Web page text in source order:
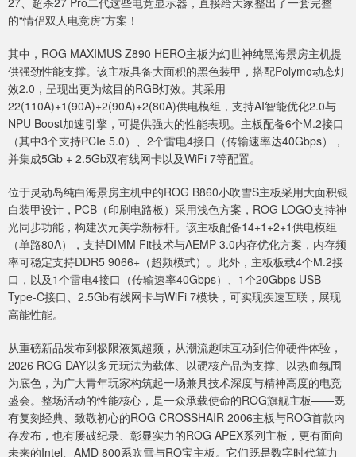
的“情侣双人电竞房”方案！
其中，ROG MAXIMUS Z890 HERO主板为幻世神纯黑海景房主机提
供强劲性能支撑。该主板具备大面积的黑色装甲，搭配Polymo动态灯
效2.0，呈现出更为炫目的RGB灯效。其采用
22(110A)+1(90A)+2(90A)+2(80A)供电模组，支持AI智能优化2.0与
NPU Boost加速引擎，可提供强大的性能表现。主板配备6个M.2接口
（其中3个支持PCIe 5.0）、2个雷电4接口（传输速率达40Gbps），
并集成5Gb + 2.5Gb双有线网卡以及WiFi 7等配置。
位于灵动岛纯白海景房主机中的ROG B860小吹雪S主板采用大面积银
白装甲设计，PCB（印刷电路板）采用浅色方案，ROG LOGO支持神
光同步功能，构建次元美学新标杆。该主板配备14+1+2+1供电模组
（单路80A），支持DIMM Fit技术与AEMP 3.0内存优化方案，内存频
率可稳定支持DDR5 9066+（超频模式）。此外，主板板载4个M.2接
口，以及1个雷电4接口（传输速率40Gbps）、1个20Gbps USB
Type-C接口、2.5Gb有线网卡与WiFi 7模块，可实现疾速互联，展现
高能性能。
从重磅新品发布到极限液氮超频，从潮流趣味互动到信仰硬件体验，
2026 ROG DAY以多元玩法为载体、以硬核产品为支撑、以热血氛围
为底色，为广大青年玩家构筑起一场兼具技术深度与精神高度的电竞
盛会。整场活动的性能核心，是一众承载使命的ROG旗舰主板——既
有复刻经典、致敬初心的ROG CROSSHAIR 2006主板与ROG首款内
存发布，也有屡破纪录、彰显实力的ROG APEX系列主板，更有面向
未来的Intel、AMD 800系吹雪与RO宝主板。它们既是数字时代算力